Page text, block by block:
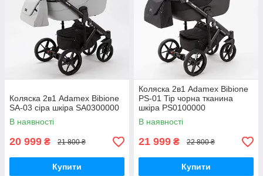
Коляска 2в1 Adamex Bibione
SA-03 сіра шкіра SA0300000
В наявності
20 999 ₴ 21 800 ₴
Купити
Коляска 2в1 Adamex Bibione
PS-01 Tip чорна тканина
шкіра PS0100000
В наявності
21 999 ₴ 22 800 ₴
Купити